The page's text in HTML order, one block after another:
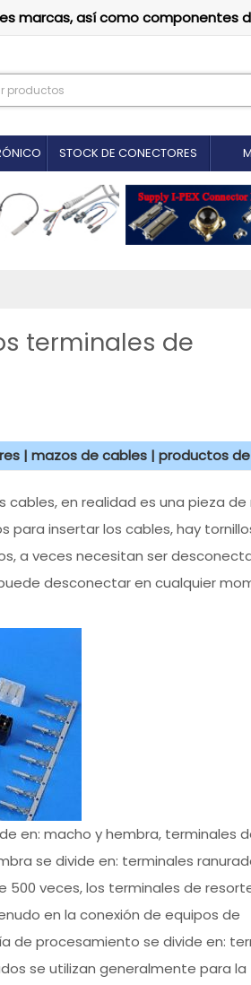
así como componentes
STOCK DE CONECTORES
terminales de
| mazos de cables | productos
cables, en realidad es una pieza
insertar los cables, hay
a veces necesitan ser
desconectar en cualquier
en: macho y hembra, terminales
se divide en: terminales
500 veces, los terminales de
en la conexión de equipos de
de procesamiento se divide en:
se utilizan generalmente para la